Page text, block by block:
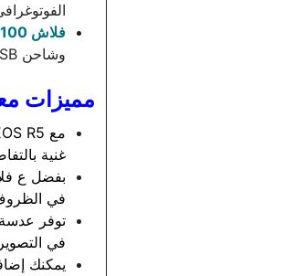
فلاش Godox V100
وشاحن USB لضمان تشغيل مستمر وفعال.
مميزات
غنية
في
في